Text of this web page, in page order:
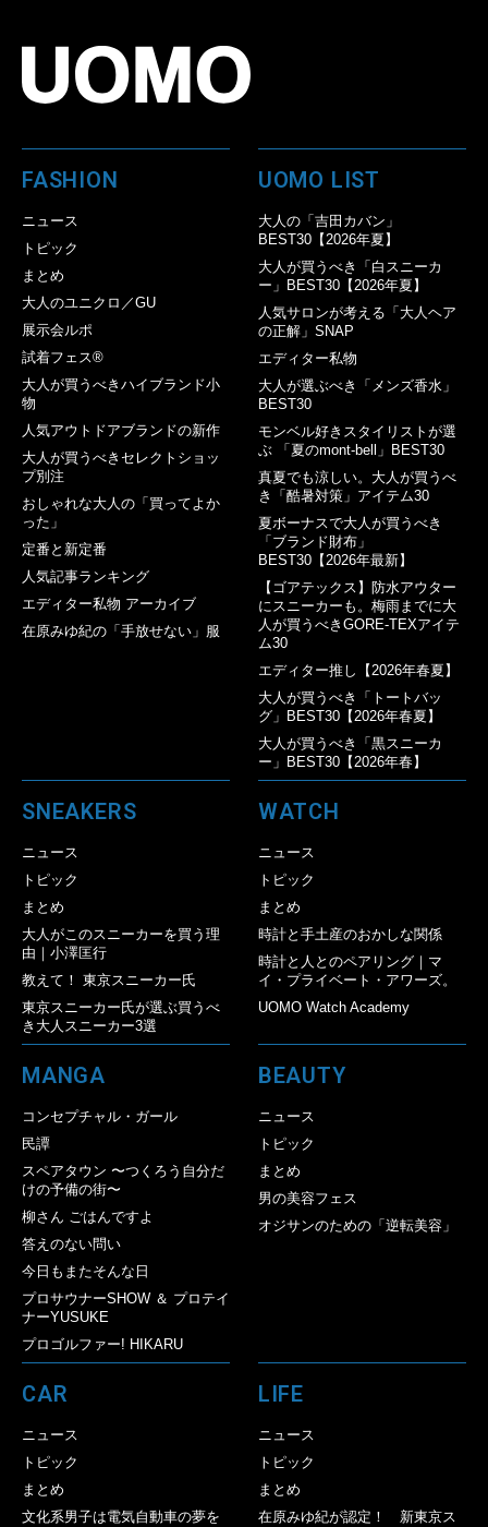
FASHION
ニュース
トピック
まとめ
大人のユニクロ／GU
展示会ルポ
試着フェス®︎
大人が買うべきハイブランド小
物
人気アウトドアブランドの新作
大人が買うべきセレクトショッ
プ別注
おしゃれな大人の「買ってよか
った」
定番と新定番
人気記事ランキング
エディター私物 アーカイブ
在原みゆ紀の「手放せない」服
UOMO LIST
大人の「吉田カバン」
BEST30【2026年夏】
大人が買うべき「白スニーカ
ー」BEST30【2026年夏】
人気サロンが考える「大人ヘア
の正解」SNAP
エディター私物
大人が選ぶべき「メンズ香水」
BEST30
モンベル好きスタイリストが選
ぶ 「夏のmont-bell」BEST30
真夏でも涼しい。大人が買うべ
き「酷暑対策」アイテム30
夏ボーナスで大人が買うべき
「ブランド財布」
BEST30【2026年最新】
【ゴアテックス】防水アウター
にスニーカーも。梅雨までに大
人が買うべきGORE-TEXアイテ
ム30
エディター推し【2026年春夏】
大人が買うべき「トートバッ
グ」BEST30【2026年春夏】
大人が買うべき「黒スニーカ
ー」BEST30【2026年春】
SNEAKERS
ニュース
トピック
まとめ
大人がこのスニーカーを買う理
由｜小澤匡行
教えて！ 東京スニーカー氏
東京スニーカー氏が選ぶ買うべ
き大人スニーカー3選
WATCH
ニュース
トピック
まとめ
時計と手土産のおかしな関係
時計と人とのペアリング｜マ
イ・プライベート・アワーズ。
UOMO Watch Academy
MANGA
コンセプチャル・ガール
民譚
スペアタウン 〜つくろう自分だ
けの予備の街〜
柳さん ごはんですよ
答えのない問い
今日もまたそんな日
プロサウナーSHOW ＆ プロテイ
ナーYUSUKE
プロゴルファー! HIKARU
BEAUTY
ニュース
トピック
まとめ
男の美容フェス
オジサンのための「逆転美容」
CAR
ニュース
トピック
まとめ
文化系男子は電気自動車の夢を
LIFE
ニュース
トピック
まとめ
在原みゆ紀が認定！ 新東京ス